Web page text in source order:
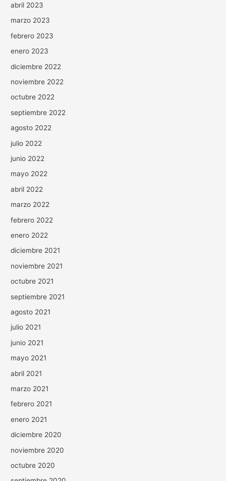
abril 2023
marzo 2023
febrero 2023
enero 2023
diciembre 2022
noviembre 2022
octubre 2022
septiembre 2022
agosto 2022
julio 2022
junio 2022
mayo 2022
abril 2022
marzo 2022
febrero 2022
enero 2022
diciembre 2021
noviembre 2021
octubre 2021
septiembre 2021
agosto 2021
julio 2021
junio 2021
mayo 2021
abril 2021
marzo 2021
febrero 2021
enero 2021
diciembre 2020
noviembre 2020
octubre 2020